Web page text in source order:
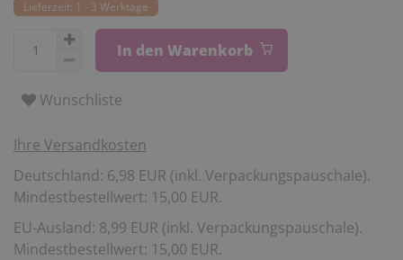
Lieferzeit: 1 - 3 Werktage
In den Warenkorb
Wunschliste
Ihre Versandkosten
Deutschland: 6,98 EUR (inkl. Verpackungspauschale).
Mindestbestellwert: 15,00 EUR.
EU-Ausland: 8,99 EUR (inkl. Verpackungspauschale).
Mindestbestellwert: 15,00 EUR.